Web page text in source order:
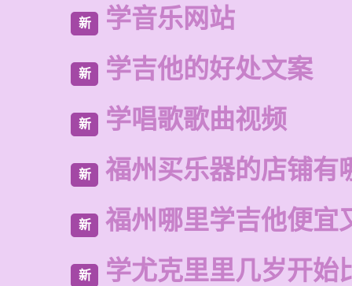
新 学音乐网站
新 学吉他的好处文案
新 学唱歌歌曲视频
新 福州买乐器的店铺有
新 福州哪里学吉他便宜
新 学尤克里里几岁开始